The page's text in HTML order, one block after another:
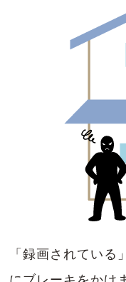
「録画されている